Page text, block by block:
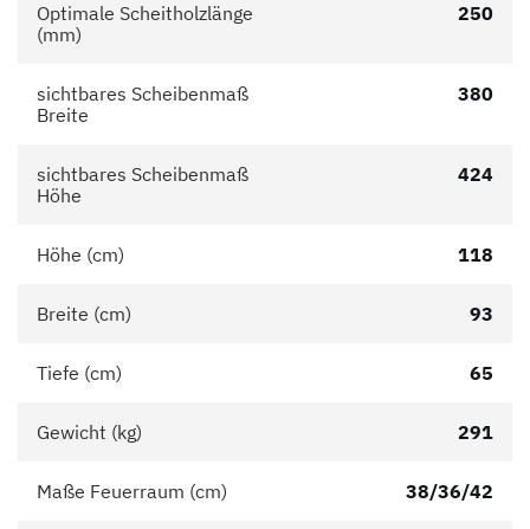
Optimale Scheitholzlänge
(mm)
250
sichtbares Scheibenmaß
Breite
380
sichtbares Scheibenmaß
Höhe
424
Höhe (cm) 118
Breite (cm) 93
Tiefe (cm) 65
Gewicht (kg) 291
Maße Feuerraum (cm) 38/36/42